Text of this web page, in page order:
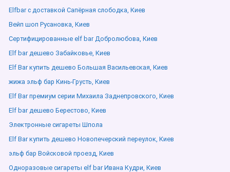
Elfbar с доставкой Сапёрная слободка, Киев
Вейп шоп Русановка, Киев
Сертифицированные elf bar Добролюбова, Киев
Elf bar дешево Забайковье, Киев
Elf Bar купить дешево Большая Васильевская, Киев
жижа эльф бар Кинь-Грусть, Киев
Elf Bar премиум серии Михаила Заднепровского, Киев
Elf bar дешево Берестово, Киев
Электронные сигареты Шпола
Elf Bar купить дешево Новопечерский переулок, Киев
эльф бар Войсковой проезд, Киев
Одноразовые сигареты elf bar Ивана Кудри, Киев